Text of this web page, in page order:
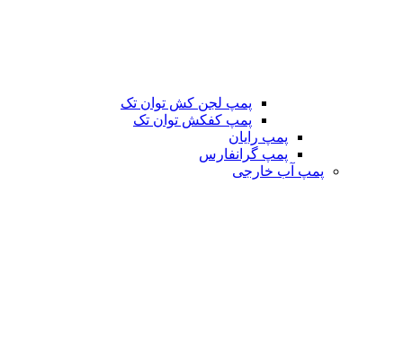
پمپ لجن کش توان تک
پمپ کفکش توان تک
پمپ رایان
پمپ گرانفارس
پمپ آب خارجی